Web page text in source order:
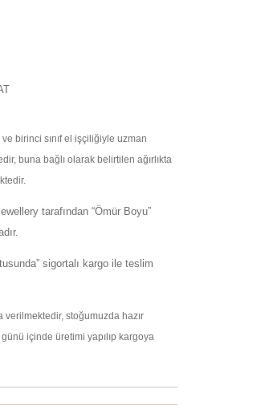
birinci sınıf el işçiliğiyle uzman
buna bağlı olarak belirtilen ağırlıkta
tarafından “Ömür Boyu”
sigortalı kargo ile teslim
verilmektedir, stoğumuzda hazır
içinde üretimi yapılıp kargoya